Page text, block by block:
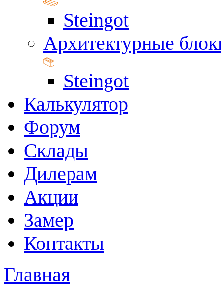
Steingot
Архитектурные
Steingot
Калькулятор
Форум
Склады
Дилерам
Акции
Замер
Контакты
Главная